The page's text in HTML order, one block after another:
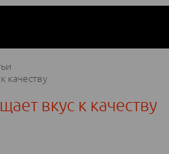
качеству
вкус к качеству